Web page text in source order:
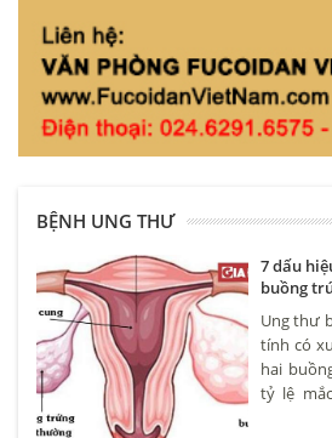
BỆNH UNG THƯ
7 dấu
buồng
Ung thư
tính có
hai
tỷ lệ